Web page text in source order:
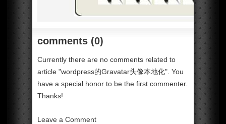
comments (0)
Currently there are no comments related to
article "wordpress的Gravatar头像本地化". You
have a special honor to be the first commenter.
Thanks!
Leave a Comment